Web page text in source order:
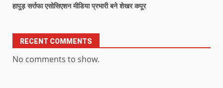
हापुड़ सर्राफा एसोसिएशन मीडिया प्रभारी बने शेखर कपूर
RECENT COMMENTS
No comments to show.